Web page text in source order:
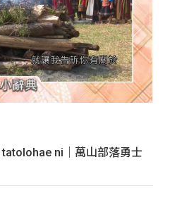
tatolohae ni｜萬山部落勇士